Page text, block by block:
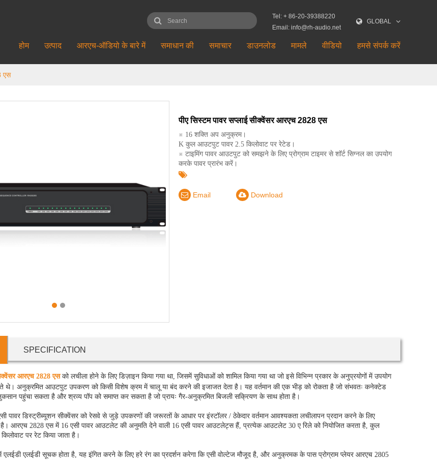
GLOBAL
Tel: + 86-20-39388220
Email: info@rh-audio.net
होम उत्पाद आरएच-ऑडियो के बारे में समाधान की समाचार डाउनलोड मामले वीडियो हमसे संपर्क करें
एस
पीए सिस्टम पावर सप्लाई सीक्वेंसर आरएच 2828 एस
※ 16 शक्ति अप अनुक्रम।
K कुल आउटपुट पावर 2.5 किलोवाट पर रेटेड।
※ टाइमिंग पावर आउटपुट को समझने के लिए प्रोग्राम टाइमर से शॉर्ट सिग्नल का उपयोग
करके पावर प्रारंभ करें।
Email Download
SPECIFICATION
आरएच 2828 एसको लचीला होने के लिए डिज़ाइन किया गया था, जिसमें सुविधाओं को शामिल किया गया था जो इसे विभिन्न प्रकार के अनुप्रयोगों में उपयोग
थे। अनुक्रमित आउटपुट उपकरण को किसी विशेष क्रम में चालू या बंद करने की इजाजत देता है। यह वर्तमान की एक भीड़ को रोकता है जो संभवतः कनेक्टेड
पहुंचा सकता है और श्रव्य पॉप को समाप्त कर सकता है जो प्रायः गैर-अनुक्रमित बिजली सक्रियण के साथ होता है।
पावर डिस्ट्रीब्यूशन सीक्वेंसर को रेसवे से जुड़े उपकरणों की जरूरतों के आधार पर इंस्टॉलर / ठेकेदार वर्तमान आवश्यकता लचीलापन प्रदान करने के लिए
है। आरएच 2828 एस में 16 एसी पावर आउटलेट की अनुमति देने वाली 16 एसी पावर आउटलेट्स हैं, प्रत्येक आउटलेट 30 ए रिले को नियोजित करता है, कुल
पर रेट किया जाता है।
एलईडी सूचक होता है, यह इंगित करने के लिए हरे रंग का प्रदर्शन करेगा कि एसी वोल्टेज मौजूद है, और अनुक्रमक के पास प्रोग्राम प्लेयर आरएच 2805